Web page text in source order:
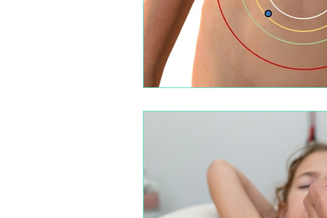
FORMATIONS DE BASE
FORMATIONS COURTES
FORMATION TECHNIQUES
FORMATIONS SPECIALISATION